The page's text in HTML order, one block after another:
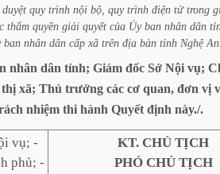
duyệt quy trình nội bộ, quy trình điện tử trong
thẩm quyền giải quyết của Ủy ban nhân dân
ban nhân dân cấp xã trên địa bàn tỉnh Nghệ An.
nhân dân tỉnh; Giám đốc Sở Nội vụ;
thị xã; Thủ trưởng các cơ quan, đơn vị
nhiệm thi hành Quyết định này./.
vụ; -
phủ; -
KT. CHỦ TỊCH
PHÓ CHỦ TỊCH